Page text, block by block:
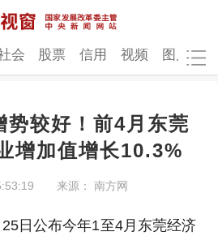
站地图
社会 股票
图片
会 股票 信用 视频 图片
势较好！前4月东莞
增加值增长10.3%
来源： 南方网
日公布今年1至4月东莞经济